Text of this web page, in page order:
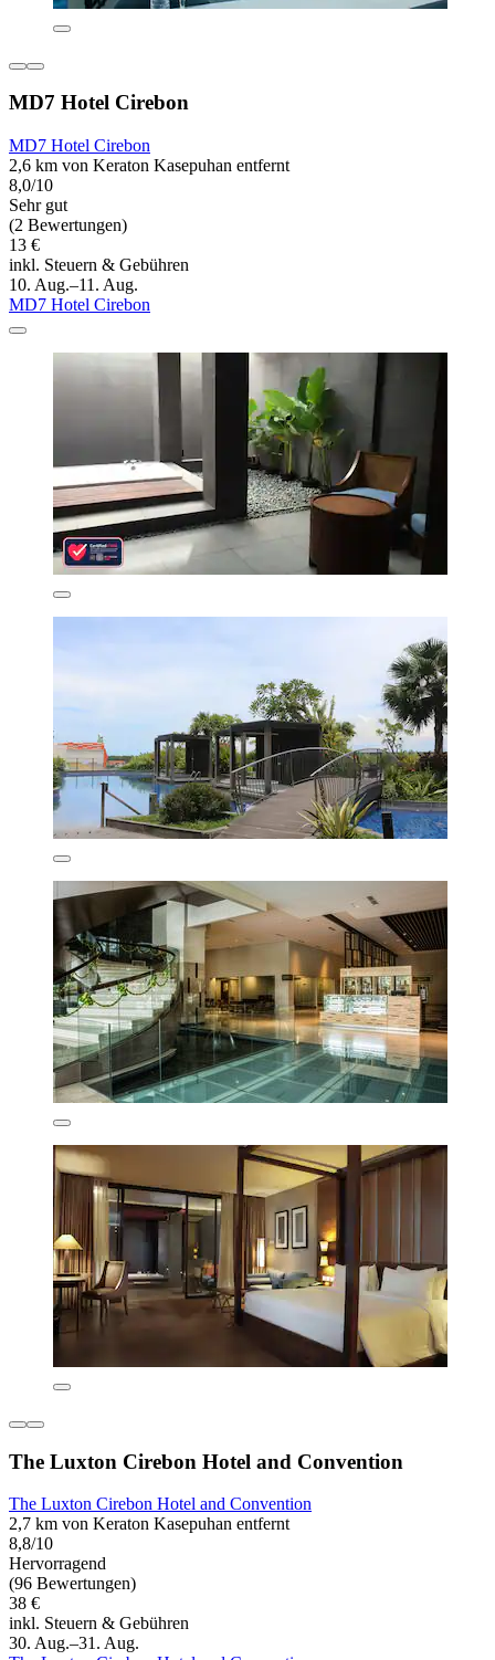
MD7 Hotel Cirebon
MD7 Hotel Cirebon
2,6 km von Keraton Kasepuhan entfernt
8,0/10
Sehr gut
(2 Bewertungen)
13 €
inkl. Steuern & Gebühren
10. Aug.–11. Aug.
MD7 Hotel Cirebon
The Luxton Cirebon Hotel and Convention
The Luxton Cirebon Hotel and Convention
2,7 km von Keraton Kasepuhan entfernt
8,8/10
Hervorragend
(96 Bewertungen)
38 €
inkl. Steuern & Gebühren
30. Aug.–31. Aug.